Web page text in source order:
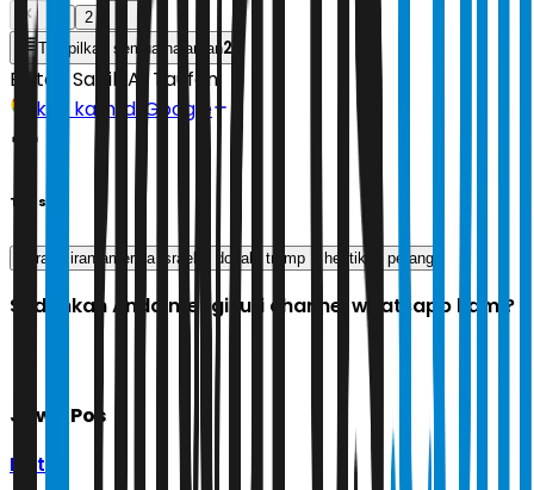
2
Tampilkan semua halaman2
Editor: Sabik Aji Taufan
Ikuti kami di Google
Tags
perang iran amerika israel donald trump hentikan perang
Sudahkah Anda mengikuti channel whatsapp kami?
Jawa Pos
Ikuti